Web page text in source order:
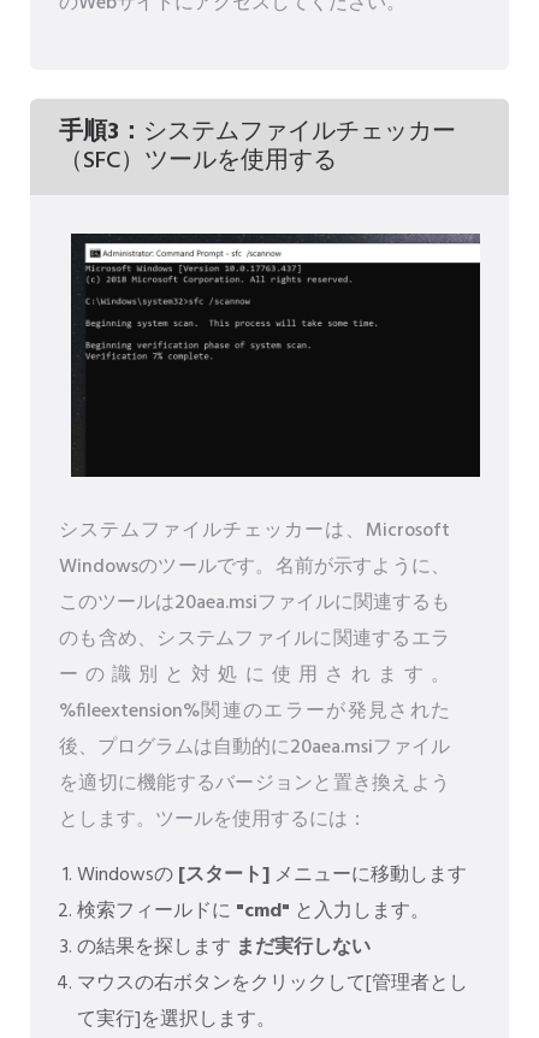
手順3： システムファイルチェッカー
（SFC）ツールを使用する
システムファイルチェッカーは、Microsoft
Windowsのツールです。名前が示すように、
このツールは20aea.msiファイルに関連するも
のも含め、システムファイルに関連するエラ
ーの識別と対処に使用されます。
%fileextension%関連のエラーが発見された
後、プログラムは自動的に20aea.msiファイル
を適切に機能するバージョンと置き換えよう
とします。ツールを使用するには：
Windowsの[スタート] メニューに移動します
検索フィールドに "cmd" と入力します。
の結果を探します まだ実行しない
マウスの右ボタンをクリックして[管理者とし
て実行]を選択します。